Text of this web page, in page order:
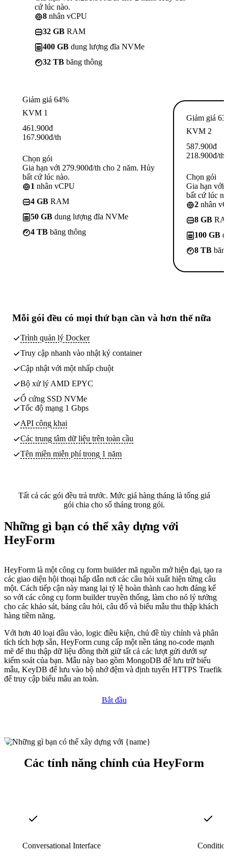
cứ lúc nào.
8 nhân vCPU
32 GB RAM
400 GB dung lượng đĩa NVMe
32 TB băng thông
Giảm giá 64%
KVM 1
461.900đ
167.900đ/th
Chọn gói
Gia hạn với 279.900đ/th cho 2 năm. Hủy
bất cứ lúc nào.
1 nhân vCPU
4 GB RAM
50 GB dung lượng đĩa NVMe
4 TB băng thông
Giảm giá
KVM 2
587.900đ
218.900đ/th
Chọn gói
Gia hạn với
bất cứ lúc
2 nhân
8 GB
100 GB
8 TB
Mỗi gói đều có mọi thứ bạn cần và hơn thế nữa
Trình quản lý Docker
Truy cập nhanh vào nhật ký container
Cập nhật với một nhấp chuột
Bộ xử lý AMD EPYC
Ổ cứng SSD NVMe
Tốc độ mạng 1 Gbps
API công khai
Các trung tâm dữ liệu trên toàn cầu
Tên miền miễn phí trong 1 năm
Tất cả các gói đều trả trước. Mức giá hàng tháng là tổng giá
gói chia cho số tháng trong gói.
Những gì bạn có thể xây dựng với
HeyForm
HeyForm là một công cụ form builder mã nguồn mở hiện đại, tạo ra
các giao diện hội thoại hấp dẫn nơi các câu hỏi xuất hiện từng câu
một. Cách tiếp cận này mang lại tỷ lệ hoàn thành cao hơn đáng kể
so với các công cụ form builder truyền thống, làm cho nó lý tưởng
cho các khảo sát, bảng câu hỏi, câu đố và biểu mẫu thu thập khách
hàng tiềm năng.
Với hơn 40 loại đầu vào, logic điều kiện, chủ đề tùy chỉnh và phân
tích tích hợp sẵn, HeyForm cung cấp một nền tảng no-code mạnh
mẽ để thu thập dữ liệu đồng thời giữ tất cả các lượt gửi dưới sự
kiểm soát của bạn. Mẫu này bao gồm MongoDB để lưu trữ biểu
mẫu, KeyDB để lưu vào bộ nhớ đệm và định tuyến HTTPS Traefik
để truy cập biểu mẫu an toàn.
Bắt đầu
Các tính năng chính của HeyForm
Conversational Interface